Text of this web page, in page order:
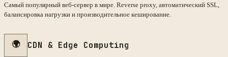
Самый популярный веб-сервер в мире. Reverse proxy, автоматический SSL,
балансировка нагрузки и производительное кеширование.
🌍 CDN & Edge Computing